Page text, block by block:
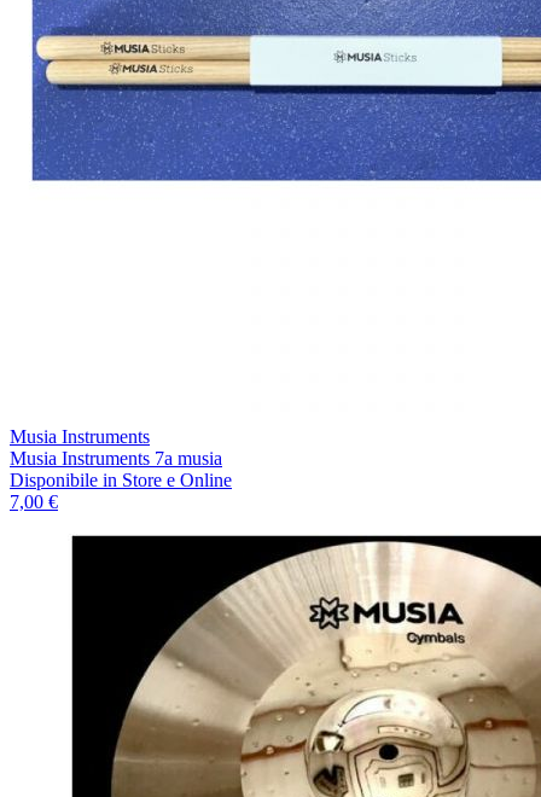
Musia Instruments
Musia Instruments 7a musia
Disponibile in Store e Online
7,00 €